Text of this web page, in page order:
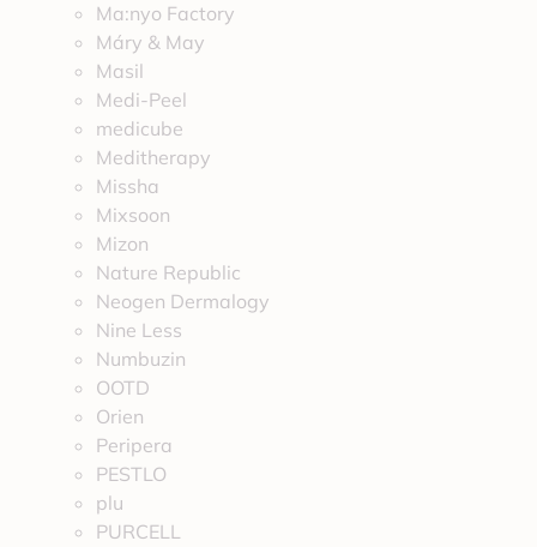
Ma:nyo Factory
Máry & May
Masil
Medi-Peel
medicube
Meditherapy
Missha
Mixsoon
Mizon
Nature Republic
Neogen Dermalogy
Nine Less
Numbuzin
OOTD
Orien
Peripera
PESTLO
plu
PURCELL